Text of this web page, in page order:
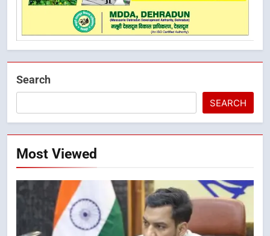
Search
SEARCH
Most Viewed